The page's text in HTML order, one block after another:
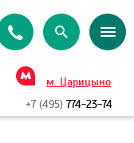
м. Царицыно
+7 (495) 774-23-74